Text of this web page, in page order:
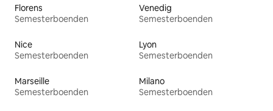
Florens
Semesterboenden
Venedig
Semesterboenden
Nice
Semesterboenden
Lyon
Semesterboenden
Marseille
Semesterboenden
Milano
Semesterboenden